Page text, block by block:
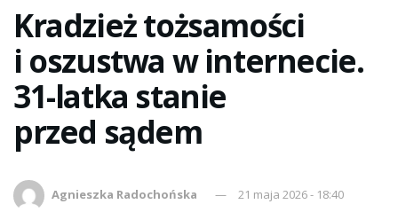
Kradzież tożsamości
i oszustwa w internecie.
31-latka stanie
przed sądem
Agnieszka Radochońska
21 maja 2026 - 18:40